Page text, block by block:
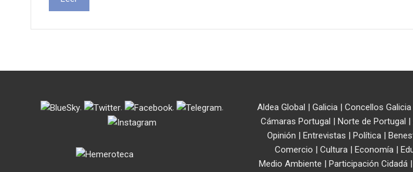
. . . . Aldea Global | Galicia| Concellos Galicia
Cámaras Portugal | Norte de Portugal |
Opinión | Entrevistas | Política|
Comercio | Cultura | Economía |
Medio Ambiente | Participación Cidadá|